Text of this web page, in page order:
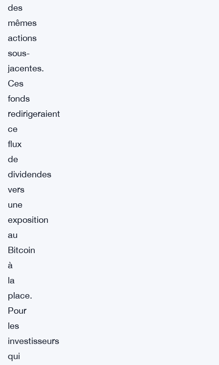
des
mêmes
actions
sous-
jacentes.
Ces
fonds
redirigeraient
ce
flux
de
dividendes
vers
une
exposition
au
Bitcoin
à
la
place.
Pour
les
investisseurs
qui